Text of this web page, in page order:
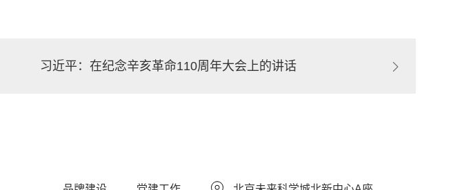
习近平：在纪念辛亥革命110周年大会上的讲话